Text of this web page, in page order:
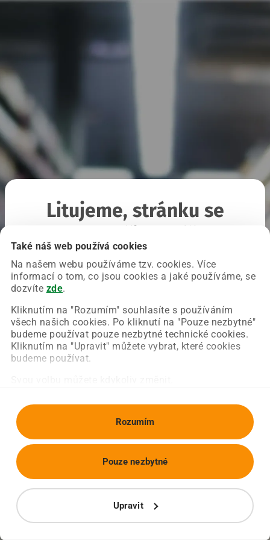
Také náš web používá cookies
Na našem webu používáme tzv. cookies. Více
informací o tom, co jsou cookies a jaké používáme, se
dozvíte zde.
Kliknutím na "Rozumím" souhlasíte s používáním
všech našich cookies. Po kliknutí na "Pouze nezbytné"
budeme používat pouze nezbytné technické cookies.
Kliknutím na "Upravit" můžete vybrat, které cookies
budeme používat.
Rozumím
Upravit
Pouze nezbytné
Litujeme, stránku se
Chyba nastala na naší straně a už ji opravujeme.
Zkuste prosím znovu načíst požadovanou stránku.
Obnovit stránku Úvodní strana